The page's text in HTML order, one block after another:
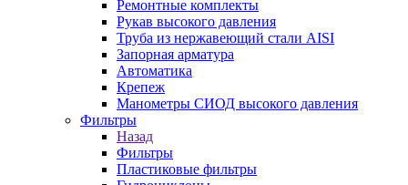
Ремонтные комплекты
Рукав высокого давления
Труба из нержавеющий стали AISI
Запорная арматура
Автоматика
Крепеж
Манометры СИОД высокого давления
Фильтры
Назад
Фильтры
Пластиковые фильтры